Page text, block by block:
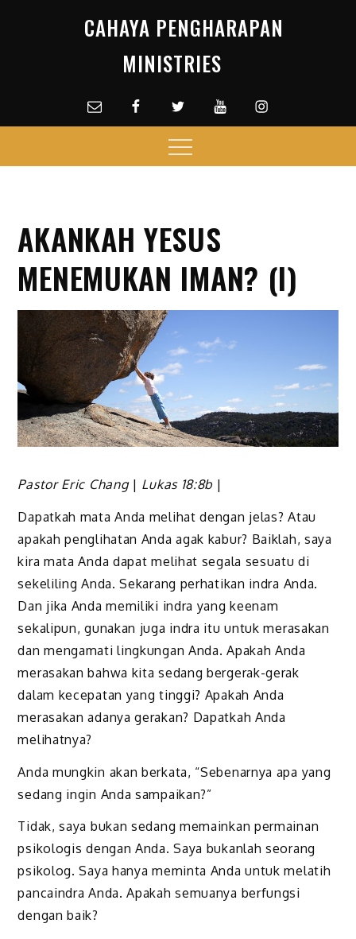
CAHAYA PENGHARAPAN
MINISTRIES
Email facebookTwitterYoutubeInstagram
Menu
AKANKAH YESUS
MENEMUKAN IMAN? (I)
Pastor Eric Chang | Lukas 18:8b |
Dapatkah mata Anda melihat dengan jelas? Atau
apakah penglihatan Anda agak kabur? Baiklah, saya
kira mata Anda dapat melihat segala sesuatu di
sekeliling Anda. Sekarang perhatikan indra Anda.
Dan jika Anda memiliki indra yang keenam
sekalipun, gunakan juga indra itu untuk merasakan
dan mengamati lingkungan Anda. Apakah Anda
merasakan bahwa kita sedang bergerak-gerak
dalam kecepatan yang tinggi? Apakah Anda
merasakan adanya gerakan? Dapatkah Anda
melihatnya?
Anda mungkin akan berkata, “Sebenarnya apa yang
sedang ingin Anda sampaikan?”
Tidak, saya bukan sedang memainkan permainan
psikologis dengan Anda. Saya bukanlah seorang
psikolog. Saya hanya meminta Anda untuk melatih
pancaindra Anda. Apakah semuanya berfungsi
dengan baik?